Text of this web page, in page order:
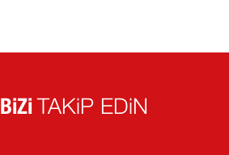
BiZiTAKiP EDiN